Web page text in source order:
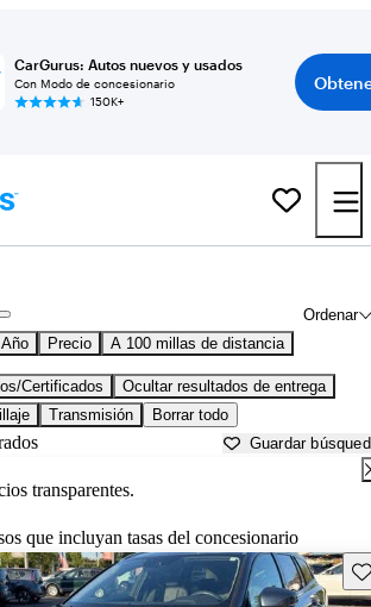
CarGurus: Autos nuevos y usados
Con Modo de concesionario
150K+
Ordenar
Año Precio A 100 millas de distancia
Certificados
Ocultar resultados de entrega
Transmisión Borrar todo
Guardar
transparentes.
que incluyan tasas del concesionario